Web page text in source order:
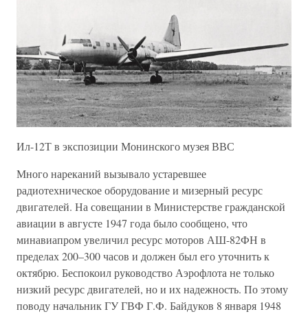
Ил-12Т в экспозиции Монинского музея ВВС
Много нареканий вызывало устаревшее
радиотехническое оборудование и мизерный ресурс
двигателей. На совещании в Министерстве гражданской
авиации в августе 1947 года было сообщено, что
минавиапром увеличил ресурс моторов АШ-82ФН в
пределах 200–300 часов и должен был его уточнить к
октябрю. Беспокоил руководство Аэрофлота не только
низкий ресурс двигателей, но и их надежность. По этому
поводу начальник ГУ ГВФ Г.Ф. Байдуков 8 января 1948